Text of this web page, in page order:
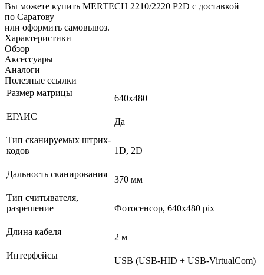
Вы можете купить MERTECH 2210/2220 P2D с доставкой
по Саратову
или оформить самовывоз.
Характеристики
Обзор
Аксессуары
Аналоги
Полезные ссылки
Размер матрицы
640х480
ЕГАИС
Да
Тип сканируемых штрих-
кодов
1D, 2D
Дальность сканирования
370 мм
Тип считывателя,
разрешение
Фотосенсор, 640x480 pix
Длина кабеля
2 м
Интерфейсы
USB (USB-HID + USB-VirtualCom)